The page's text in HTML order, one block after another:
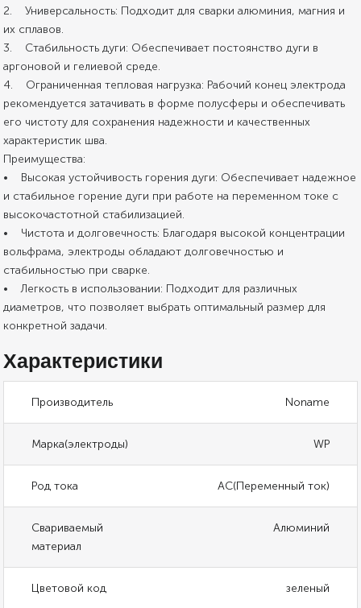
2. Универсальность: Подходит для сварки алюминия, магния и
их сплавов.
3. Стабильность дуги: Обеспечивает постоянство дуги в
аргоновой и гелиевой среде.
4. Ограниченная тепловая нагрузка: Рабочий конец электрода
рекомендуется затачивать в форме полусферы и обеспечивать
его чистоту для сохранения надежности и качественных
характеристик шва.
Преимущества:
• Высокая устойчивость горения дуги: Обеспечивает надежное
и стабильное горение дуги при работе на переменном токе с
высокочастотной стабилизацией.
• Чистота и долговечность: Благодаря высокой концентрации
вольфрама, электроды обладают долговечностью и
стабильностью при сварке.
• Легкость в использовании: Подходит для различных
диаметров, что позволяет выбрать оптимальный размер для
конкретной задачи.
Характеристики
Производитель Noname
Марка(электроды) WP
Род тока AC(Переменный ток)
Свариваемый
материал
Алюминий
Цветовой код зеленый